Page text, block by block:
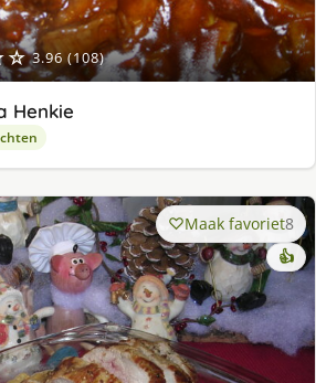
3.96 (108)
Henkie
Maak favoriet8
👍